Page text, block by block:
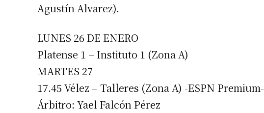
Agustín Alvarez).
LUNES 26 DE ENERO
Platense 1 – Instituto 1 (Zona A)
MARTES 27
17.45 Vélez – Talleres (Zona A) -ESPN Premium-
Árbitro: Yael Falcón Pérez